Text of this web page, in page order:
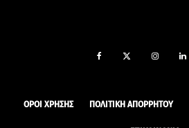
ΟΡΟΙ ΧΡΉΣΗΣ ΠΟΛΙΤΙΚΉ ΑΠΟΡΡΉΤΟΥ